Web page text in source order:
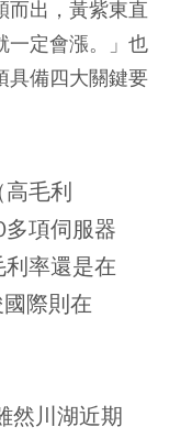
而出，黃紫東直
一定會漲。」也
具備四大關鍵要
毛利
項伺服器
率還是在
際則在
然川湖近期